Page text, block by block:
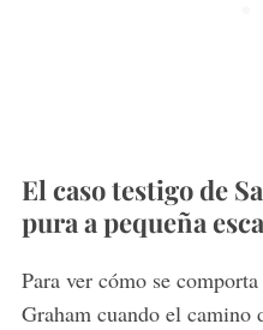
El caso testigo de
pura a pequeña
Para ver cómo se
Graham cuando el camino